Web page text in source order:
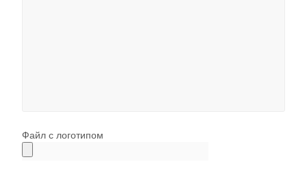
Файл с логотипом